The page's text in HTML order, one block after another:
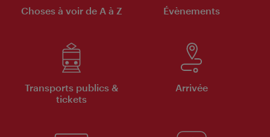
Choses à voir de A à Z Évènements
Transports publics &
tickets
Arrivée